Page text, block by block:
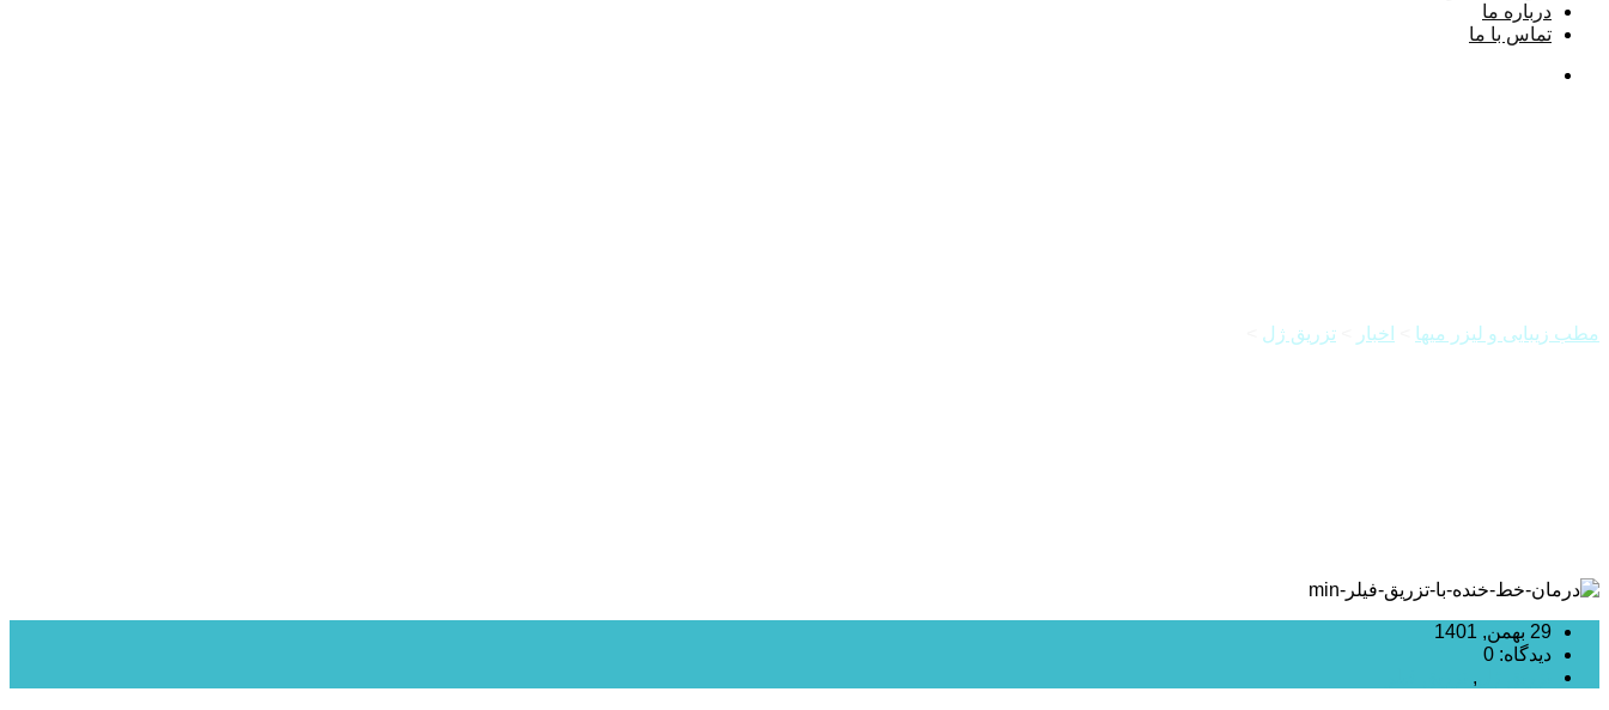
درباره ما
تماس با ما
مطب زیبایی و لیزر میها اخبار تزریق ژل
29 بهمن, 1401
دیدگاه: 0
,